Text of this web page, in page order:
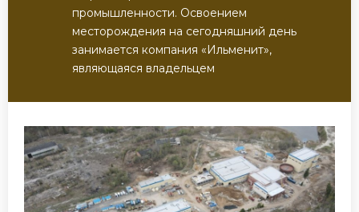
промышленности. Освоением
месторождения на сегодняшний день
занимается компания «Ильменит»,
являющаяся владельцем